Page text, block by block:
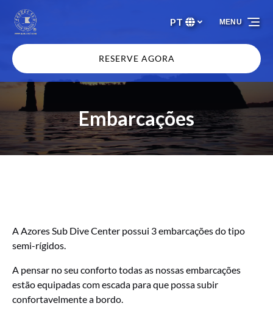
Passar para a navegação primária
Passar para o conteúdo
Passar para o rodapé
Selecione
o
idioma
PT
RESERVE AGORA
MENU
Embarcações
A Azores Sub Dive Center possui 3 embarcações do tipo
semi-rígidos.
A pensar no seu conforto todas as nossas embarcações
estão equipadas com escada para que possa subir
confortavelmente a bordo.